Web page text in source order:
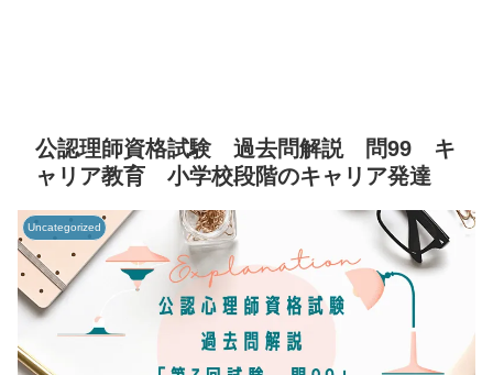
公認理師資格試験 過去問解説 問99 キ
ャリア教育 小学校段階のキャリア発達
Uncategorized